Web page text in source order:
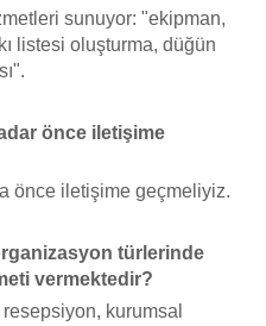
sunuyor: "ekipman,
listesi oluşturma, düğün
önce iletişime
önce iletişime geçmeliyiz.
türlerinde
vermektedir?
kurumsal